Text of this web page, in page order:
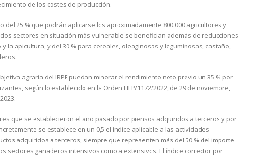
de los costes de producción.
25 % que podrán aplicarse los aproximadamente 800.000 agricultores y
sectores en situación más vulnerable se benefician además de reducciones
la apicultura, y del 30 % para cereales, oleaginosas y leguminosas, castaño,
agraria del IRPF puedan minorar el rendimiento neto previo un 35 % por
según lo establecido en la Orden HFP/1172/2022, de 29 de noviembre,
que se establecieron el año pasado por piensos adquiridos a terceros y por
se establece en un 0,5 el índice aplicable a las actividades
adquiridos a terceros, siempre que representen más del 50 % del importe
sectores ganaderos intensivos como a extensivos. El índice corrector por